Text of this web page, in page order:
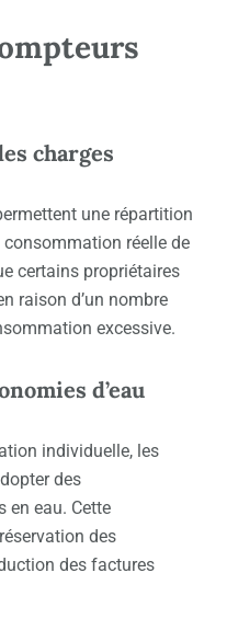
charges
une répartition
consommation réelle de
certains propriétaires
raison d’un nombre
excessive.
d’eau
individuelle, les
des
en eau. Cette
des
des factures